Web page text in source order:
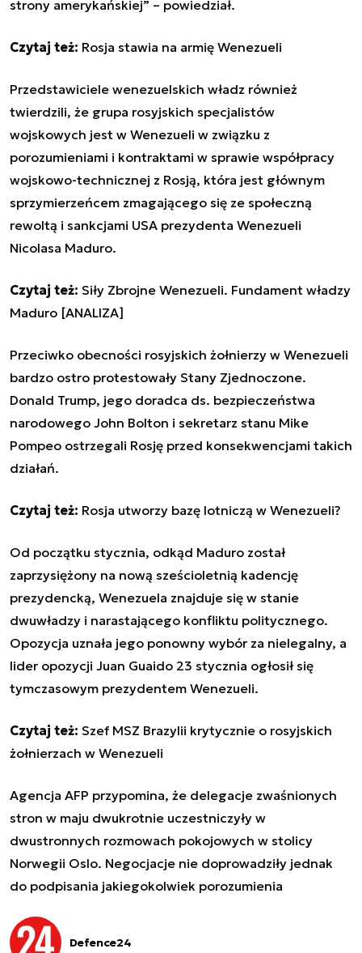
strony amerykańskiej” – powiedział.
Czytaj też: Rosja stawia na armię Wenezueli
Przedstawiciele wenezuelskich władz również
twierdzili, że grupa rosyjskich specjalistów
wojskowych jest w Wenezueli w związku z
porozumieniami i kontraktami w sprawie współpracy
wojskowo-technicznej z Rosją, która jest głównym
sprzymierzeńcem zmagającego się ze społeczną
rewoltą i sankcjami USA prezydenta Wenezueli
Nicolasa Maduro.
Czytaj też: Siły Zbrojne Wenezueli. Fundament władzy
Maduro [ANALIZA]
Przeciwko obecności rosyjskich żołnierzy w Wenezueli
bardzo ostro protestowały Stany Zjednoczone.
Donald Trump, jego doradca ds. bezpieczeństwa
narodowego John Bolton i sekretarz stanu Mike
Pompeo ostrzegali Rosję przed konsekwencjami takich
działań.
Czytaj też: Rosja utworzy bazę lotniczą w Wenezueli?
Od początku stycznia, odkąd Maduro został
zaprzysiężony na nową sześcioletnią kadencję
prezydencką, Wenezuela znajduje się w stanie
dwuwładzy i narastającego konfliktu politycznego.
Opozycja uznała jego ponowny wybór za nielegalny, a
lider opozycji Juan Guaido 23 stycznia ogłosił się
tymczasowym prezydentem Wenezueli.
Czytaj też: Szef MSZ Brazylii krytycznie o rosyjskich
żołnierzach w Wenezueli
Agencja AFP przypomina, że delegacje zwaśnionych
stron w maju dwukrotnie uczestniczyły w
dwustronnych rozmowach pokojowych w stolicy
Norwegii Oslo. Negocjacje nie doprowadziły jednak
do podpisania jakiegokolwiek porozumienia
Defence24